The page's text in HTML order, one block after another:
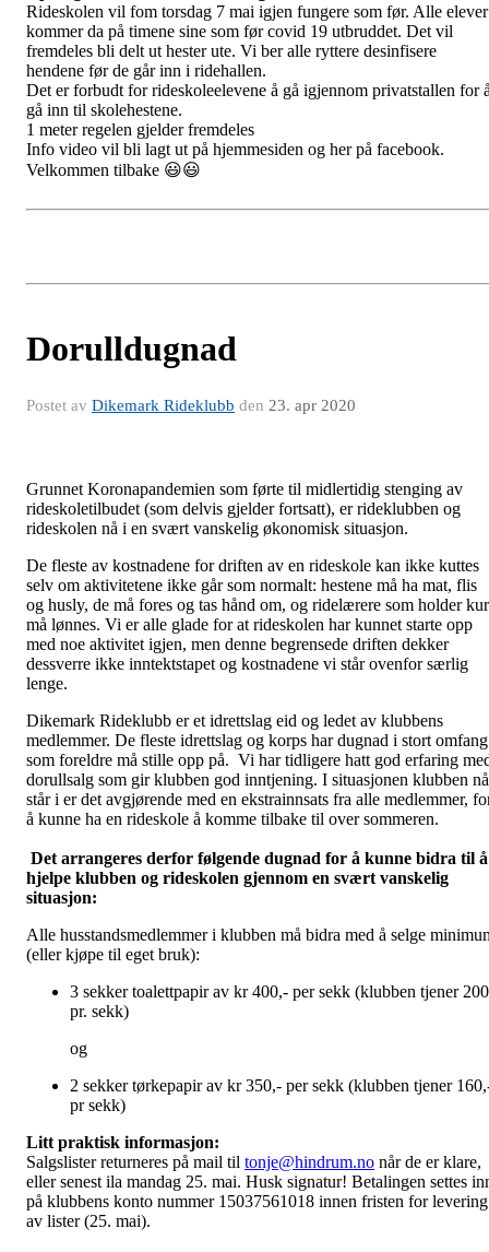
Rideskolen vil fom torsdag 7 mai igjen fungere som før. Alle elever
kommer da på timene sine som før covid 19 utbruddet. Det vil
fremdeles bli delt ut hester ute. Vi ber alle ryttere desinfisere
hendene før de går inn i ridehallen.
Det er forbudt for rideskoleelevene å gå igjennom privatstallen for
gå inn til skolehestene.
1 meter regelen gjelder fremdeles
Info video vil bli lagt ut på hjemmesiden og her på facebook.
Velkommen tilbake 😃😃
Dorulldugnad
Postet av Dikemark Rideklubb den 23. apr 2020
Grunnet Koronapandemien som førte til midlertidig stenging av
rideskoletilbudet (som delvis gjelder fortsatt), er rideklubben og
rideskolen nå i en svært vanskelig økonomisk situasjon.
De fleste av kostnadene for driften av en rideskole kan ikke kuttes
selv om aktivitetene ikke går som normalt: hestene må ha mat, flis
og husly, de må fores og tas hånd om, og ridelærere som holder
må lønnes. Vi er alle glade for at rideskolen har kunnet starte opp
med noe aktivitet igjen, men denne begrensede driften dekker
dessverre ikke inntektstapet og kostnadene vi står ovenfor særlig
lenge.
Dikemark Rideklubb er et idrettslag eid og ledet av klubbens
medlemmer. De fleste idrettslag og korps har dugnad i stort omfang
som foreldre må stille opp på. Vi har tidligere hatt god erfaring
dorullsalg som gir klubben god inntjening. I situasjonen klubben nå
står i er det avgjørende med en ekstrainnsats fra alle medlemmer,
å kunne ha en rideskole å komme tilbake til over sommeren.
Det arrangeres derfor følgende dugnad for å kunne bidra til å
hjelpe klubben og rideskolen gjennom en svært vanskelig
situasjon:
Alle husstandsmedlemmer i klubben må bidra med å selge
(eller kjøpe til eget bruk):
3 sekker toalettpapir av kr 400,- per sekk (klubben tjener 200
pr. sekk)
og
2 sekker tørkepapir av kr 350,- per sekk (klubben tjener
pr sekk)
Litt praktisk informasjon:
Salgslister returneres på mail til tonje@hindrum.no når de er klare,
eller senest ila mandag 25. mai. Husk signatur! Betalingen settes
på klubbens konto nummer 15037561018 innen fristen for levering
av lister (25. mai).